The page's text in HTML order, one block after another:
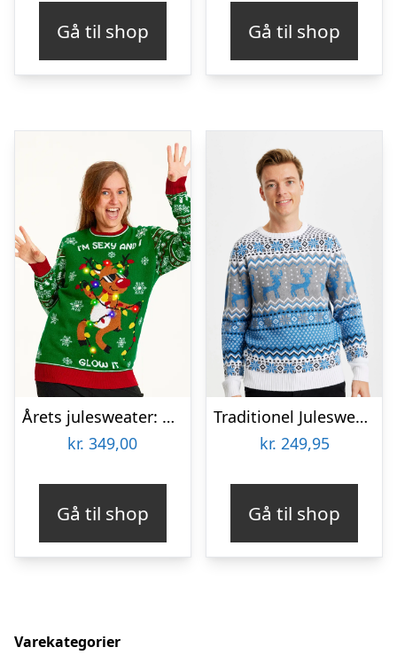
Gå til shop Gå til shop
Årets julesweater: Sexy And I Glow It Grøn – dame / kvinder. Ugly Christmas Sweater lavet i Danmark
kr. 349,00
Gå til shop
Traditionel Julesweater Blå – herre / mænd
kr. 249,95
Gå til shop
Varekategorier